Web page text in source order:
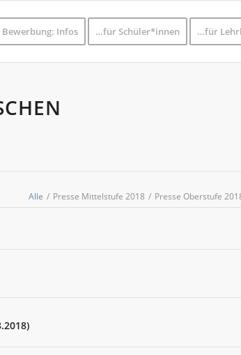
Bewerbung: Infos …für Schüler*innen …für
Alle / Presse Mittelstufe 2018 / Presse Oberstufe